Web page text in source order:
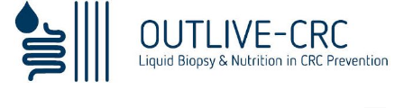
Zum
Inhalt
springen